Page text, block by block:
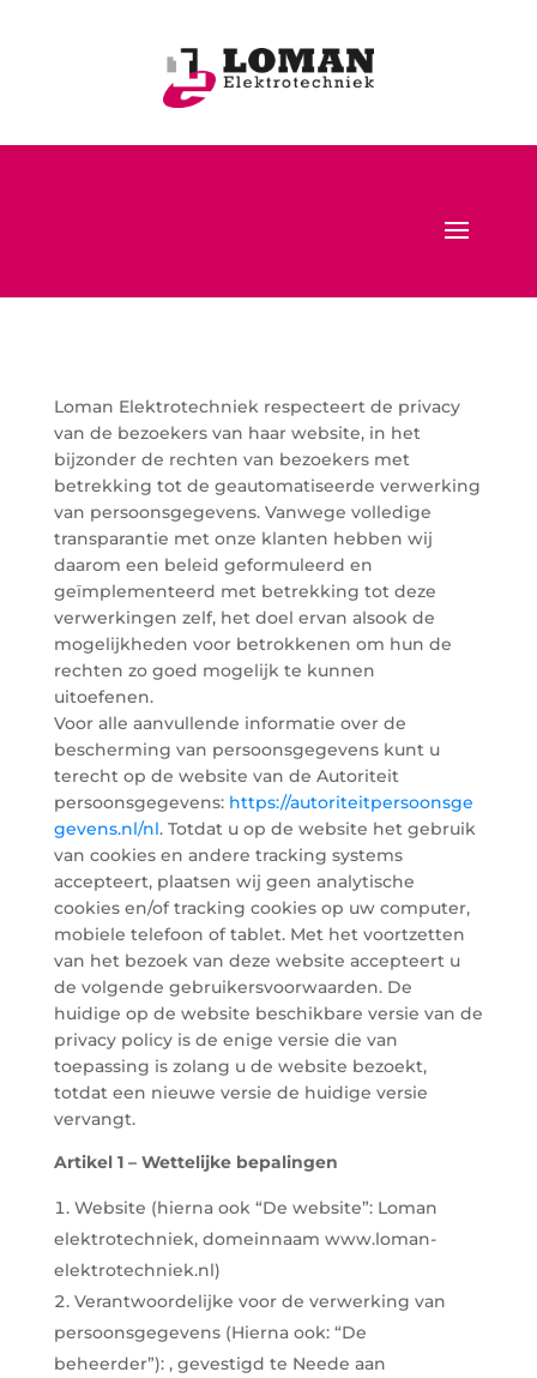
Loman Elektrotechniek respecteert de privacy
van de bezoekers van haar website, in het
bijzonder de rechten van bezoekers met
betrekking tot de geautomatiseerde verwerking
van persoonsgegevens. Vanwege volledige
transparantie met onze klanten hebben wij
daarom een beleid geformuleerd en
geïmplementeerd met betrekking tot deze
verwerkingen zelf, het doel ervan alsook de
mogelijkheden voor betrokkenen om hun de
rechten zo goed mogelijk te kunnen
uitoefenen.
Voor alle aanvullende informatie over de
bescherming van persoonsgegevens kunt u
terecht op de website van de Autoriteit
persoonsgegevens: https://autoriteitpersoonsge
gevens.nl/nl. Totdat u op de website het gebruik
van cookies en andere tracking systems
accepteert, plaatsen wij geen analytische
cookies en/of tracking cookies op uw computer,
mobiele telefoon of tablet. Met het voortzetten
van het bezoek van deze website accepteert u
de volgende gebruikersvoorwaarden. De
huidige op de website beschikbare versie van de
privacy policy is de enige versie die van
toepassing is zolang u de website bezoekt,
totdat een nieuwe versie de huidige versie
vervangt.
Artikel 1 – Wettelijke bepalingen
Website (hierna ook “De website”: Loman
elektrotechniek, domeinnaam www.loman-
elektrotechniek.nl)
Verantwoordelijke voor de verwerking van
persoonsgegevens (Hierna ook: “De
beheerder”): , gevestigd te Neede aan